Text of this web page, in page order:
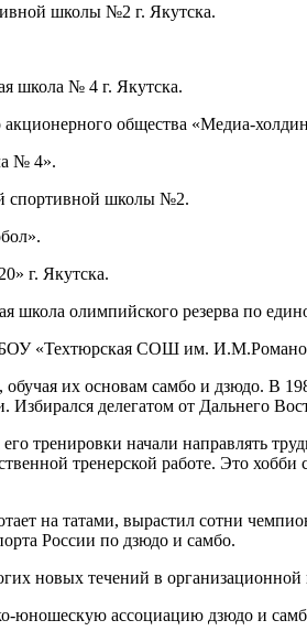
школы №2 г. Якутска.
школа № 4 г. Якутска.
акционерного общества «Медиа-
№ 4».
спортивной школы №2.
г. Якутска.
школа олимпийского резерва по
МБОУ «Техтюрская СОШ им.
их основам самбо и дзюдо. В
делегатом от Дальнего
тренировки начали направлять
тренерской работе. Это
на татами, вырастил сотни
России по дзюдо и самбо.
новых течений в организационной
юношескую ассоциацию дзюдо и